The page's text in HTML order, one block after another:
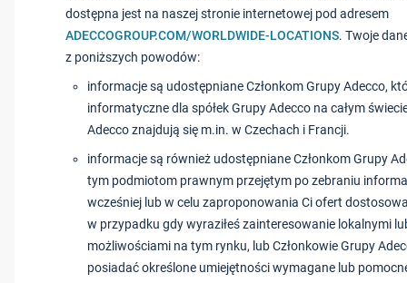
dostępna jest na naszej stronie internetowej pod adresem
ADECCOGROUP.COM/WORLDWIDE-LOCATIONS. Twoje
z poniższych powodów:
informacje są udostępniane Członkom Grupy Adecco,
informatyczne dla spółek Grupy Adecco na całym
Adecco znajdują się m.in. w Czechach i Francji.
informacje są również udostępniane Członkom Grupy
tym podmiotom prawnym przejętym po zebraniu
wcześniej lub w celu zaproponowania Ci ofert
w przypadku gdy wyraziłeś zainteresowanie lokalnymi
możliwościami na tym rynku, lub Członkowie Grupy
posiadać określone umiejętności wymagane lub